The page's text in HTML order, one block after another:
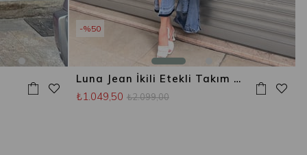
Luna Jean İkili Etekli Takım Mavi
₺1.049,50 ₺2.099,00
%50